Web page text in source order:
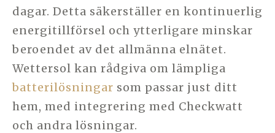
dagar. Detta säkerställer en kontinuerlig
energitillförsel och ytterligare minskar
beroendet av det allmänna elnätet.
Wettersol kan rådgiva om lämpliga
batterilösningar som passar just ditt
hem, med integrering med Checkwatt
och andra lösningar.